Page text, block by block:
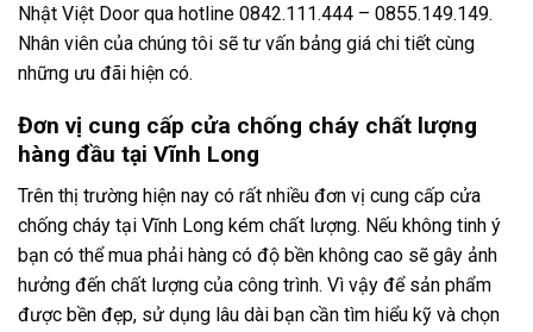
Nhật Việt Door qua hotline 0842.111.444 – 0855.149.149.
Nhân viên của chúng tôi sẽ tư vấn bảng giá chi tiết cùng
những ưu đãi hiện có.
Đơn vị cung cấp cửa chống cháy chất lượng
hàng đầu tại Vĩnh Long
Trên thị trường hiện nay có rất nhiều đơn vị cung cấp cửa
chống cháy tại Vĩnh Long kém chất lượng. Nếu không tinh ý
bạn có thể mua phải hàng có độ bền không cao sẽ gây ảnh
hưởng đến chất lượng của công trình. Vì vậy để sản phẩm
được bền đẹp, sử dụng lâu dài bạn cần tìm hiểu kỹ và chọn